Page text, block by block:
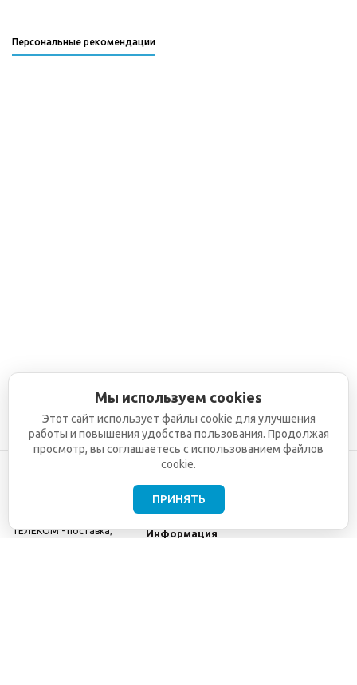
Персональные рекомендации
ТЕЛЕКОМ - поставка,
Информация
Мы используем cookies
Этот сайт использует файлы cookie для улучшения
работы и повышения удобства пользования. Продолжая
просмотр, вы соглашаетесь с использованием файлов
cookie.
ПРИНЯТЬ